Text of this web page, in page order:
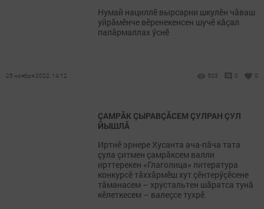
Нумай нациллӗ вырсарни шкулӗн чăваш
уйрăмӗнче вӗренекенсен шучӗ кăçал
палăрмаллах ӳснӗ
25 ноября 2022, 14:12 503 0 0
ÇАМРĂК ÇЫРАВÇĂСЕМ ÇУЛРАН ÇУЛ
ЙЫШЛĂ
Иртнӗ эрнере Хусанта ача-пăча тата
çула çитмен çамрăксем валли
ирттерекен «Глаголица» литература
конкурсӗ тăххăрмӗш хут çӗнтерӳçӗсене
тăманасем – хрустальтен шăратса тунă
кӗлеткесем – валеçсе тухрӗ.